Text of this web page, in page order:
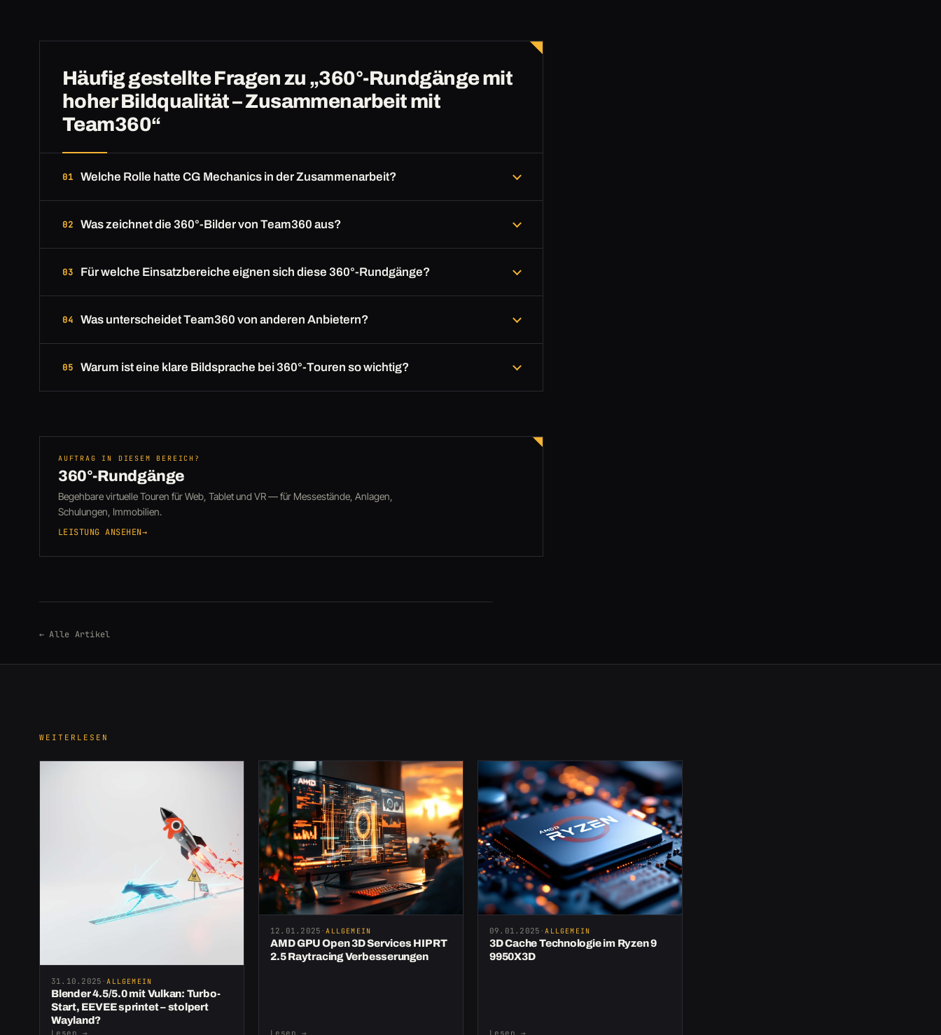
Häufig gestellte Fragen zu „360°-Rundgänge mit
hoher Bildqualität – Zusammenarbeit mit
Team360“
Welche Rolle hatte CG Mechanics in der Zusammenarbeit?
Was zeichnet die 360°-Bilder von Team360 aus?
Für welche Einsatzbereiche eignen sich diese 360°-Rundgänge?
Was unterscheidet Team360 von anderen Anbietern?
Warum ist eine klare Bildsprache bei 360°-Touren so wichtig?
AUFTRAG IN DIESEM BEREICH?
360°-Rundgänge
Begehbare virtuelle Touren für Web, Tablet und VR — für Messestände, Anlagen,
Schulungen, Immobilien.
LEISTUNG ANSEHEN→
← Alle Artikel
WEITERLESEN
31.10.2025 ·ALLGEMEIN
Blender 4.5/5.0 mit Vulkan: Turbo-
Start, EEVEE sprintet – stolpert
Wayland?
12.01.2025 ·ALLGEMEIN
AMD GPU Open 3D Services HIP RT
2.5 Raytracing Verbesserungen
09.01.2025 ·ALLGEMEIN
3D Cache Technologie im Ryzen 9
9950X3D